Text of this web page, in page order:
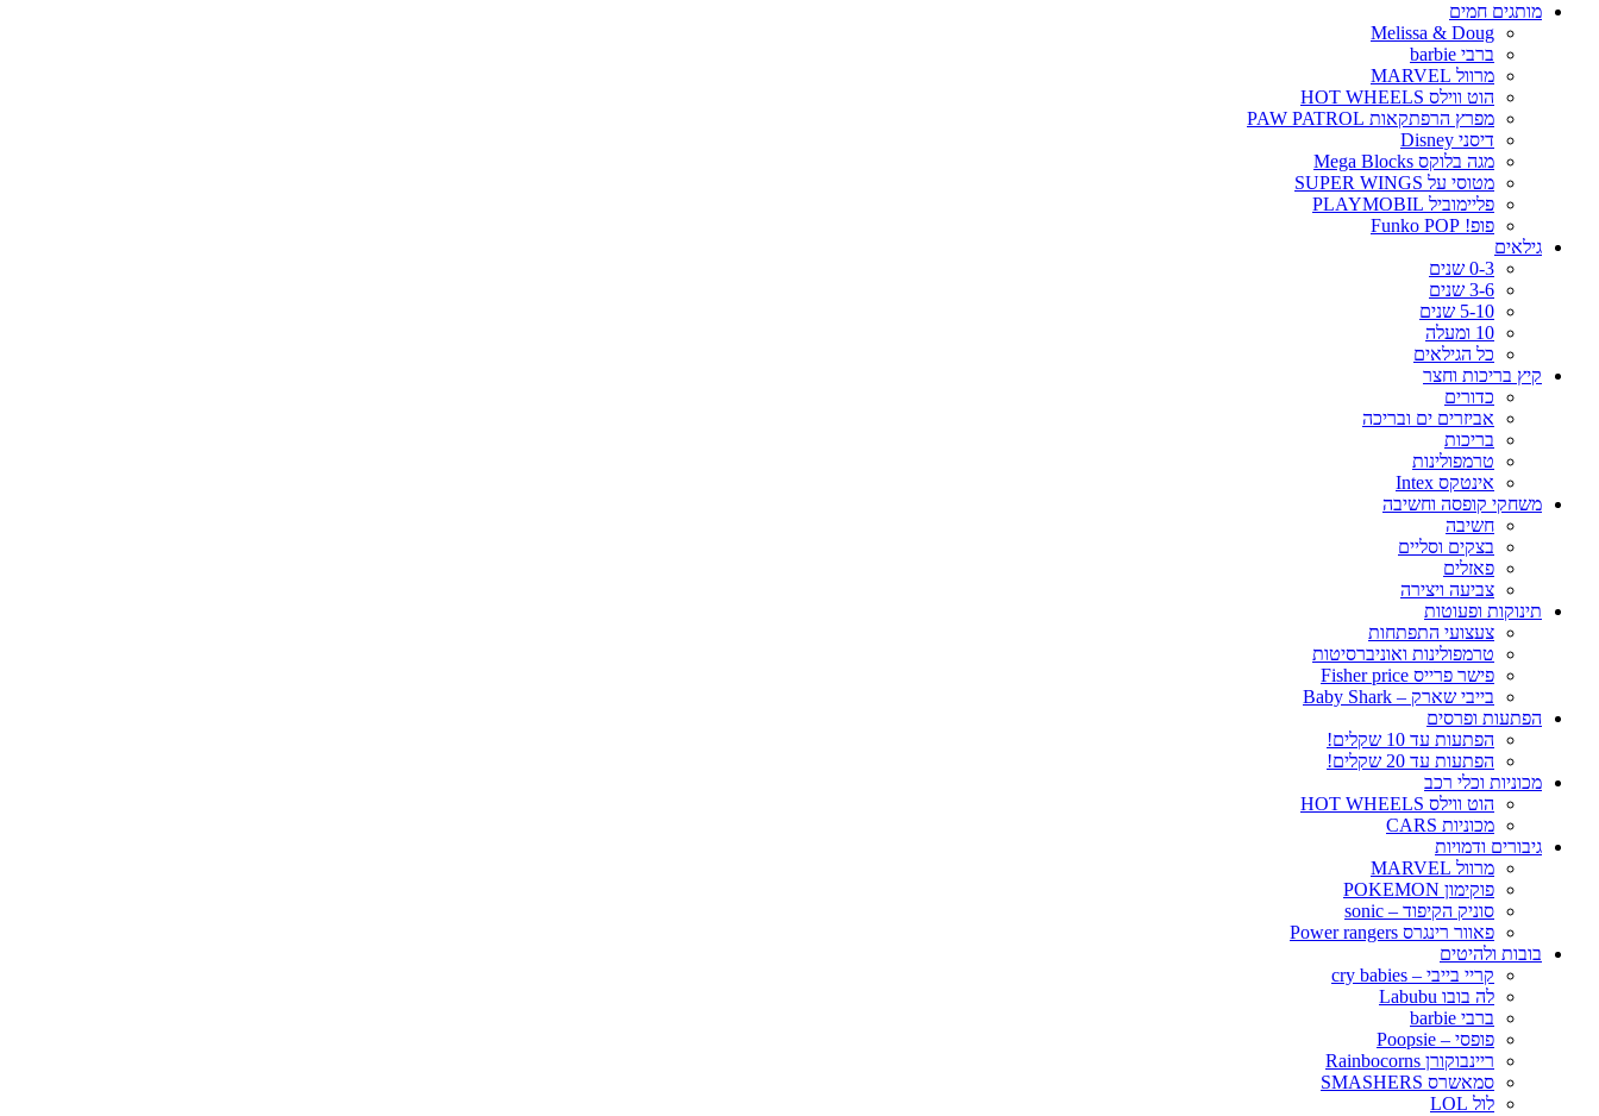
מותגים חמים
Melissa & Doug
ברבי barbie
מרוול MARVEL
הוט ווילס HOT WHEELS
מפרץ הרפתקאות PAW PATROL
דיסני Disney
מגה בלוקס Mega Blocks
מטוסי על SUPER WINGS
פליימוביל PLAYMOBIL
פופ! Funko POP
גילאים
0-3 שנים
3-6 שנים
5-10 שנים
10 ומעלה
כל הגילאים
קיץ בריכות וחצר
כדורים
אביזרים ים ובריכה
בריכות
טרמפולינות
אינטקס Intex
משחקי קופסה וחשיבה
חשיבה
בצקים וסליים
פאזלים
צביעה ויצירה
תינוקות ופעוטות
צעצועי התפתחות
טרמפולינות ואוניברסיטות
פישר פרייס Fisher price
בייבי שארק – Baby Shark
הפתעות ופרסים
הפתעות עד 10 שקלים!
הפתעות עד 20 שקלים!
מכוניות וכלי רכב
הוט ווילס HOT WHEELS
מכוניות CARS
גיבורים ודמויות
מרוול MARVEL
פוקימון POKEMON
סוניק הקיפוד – sonic
פאוור רינגרס Power rangers
בובות ולהיטים
קריי בייבי – cry babies
לה בובו Labubu
ברבי barbie
פופסי – Poopsie
ריינבוקורן Rainbocorns
סמאשרס SMASHERS
לול LOL